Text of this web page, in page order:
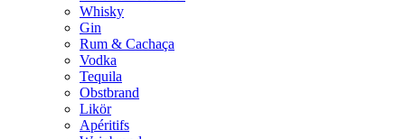
Whisky
Gin
Rum & Cachaça
Vodka
Tequila
Obstbrand
Likör
Apéritifs